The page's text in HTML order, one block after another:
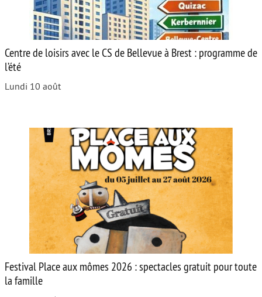
Centre de loisirs avec le CS de Bellevue à Brest : programme de
l’été
Lundi 10 août
Festival Place aux mômes 2026 : spectacles gratuit pour toute
la famille